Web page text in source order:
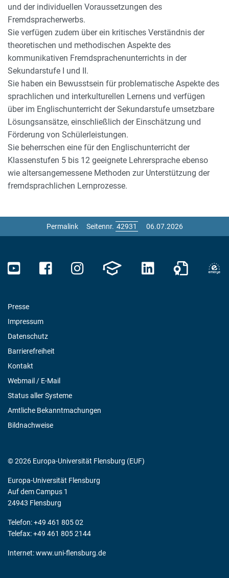
und der individuellen Voraussetzungen des
Fremdspracherwerbs.
Sie verfügen zudem über ein kritisches Verständnis der
theoretischen und methodischen Aspekte des
kommunikativen Fremdsprachenunterrichts in der
Sekundarstufe I und II.
Sie haben ein Bewusstsein für problematische Aspekte des
sprachlichen und interkulturellen Lernens und verfügen
über im Englischunterricht der Sekundarstufe umsetzbare
Lösungsansätze, einschließlich der Einschätzung und
Förderung von Schülerleistungen.
Sie beherrschen eine für den Englischunterricht der
Klassenstufen 5 bis 12 geeignete Lehrersprache ebenso
wie altersangemessene Methoden zur Unterstützung der
fremdsprachlichen Lernprozesse.
Permalink Seitennr. 06.07.2026
Presse
Impressum
Datenschutz
Barrierefreiheit
Kontakt
Webmail / E-Mail
Status aller Systeme
Amtliche Bekanntmachungen
Bildnachweise
© 2026 Europa-Universität Flensburg (EUF)
Europa-Universität Flensburg
Auf dem Campus 1
24943 Flensburg
Telefon: +49 461 805 02
Telefax: +49 461 805 2144
Internet:www.uni-flensburg.de